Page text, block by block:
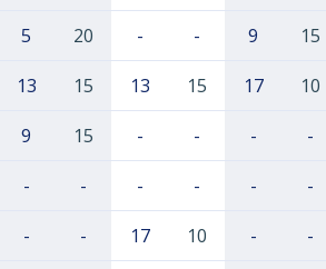
5 20 - - 9 15
13 15 13 15 17 10
9 15 - - - -
- - - - - -
- - 17 10 - -